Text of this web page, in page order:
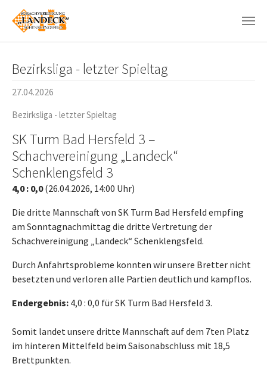
Zum Hauptinhalt springen
Bezirksliga - letzter Spieltag
27.04.2026
Bezirksliga - letzter Spieltag
SK Turm Bad Hersfeld 3 –
Schachvereinigung „Landeck“
Schenklengsfeld 3
4,0 : 0,0(26.04.2026, 14:00 Uhr)
Die dritte Mannschaft von SK Turm Bad Hersfeld empfing
am Sonntagnachmittag die dritte Vertretung der
Schachvereinigung „Landeck“ Schenklengsfeld.
Durch Anfahrtsprobleme konnten wir unsere Bretter nicht
besetzten und verloren alle Partien deutlich und kampflos.
Endergebnis: 4,0 : 0,0 für SK Turm Bad Hersfeld 3.
Somit landet unsere dritte Mannschaft auf dem 7ten Platz
im hinteren Mittelfeld beim Saisonabschluss mit 18,5
Brettpunkten.